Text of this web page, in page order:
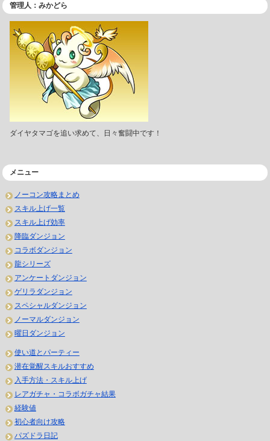
管理人：みかどら
ダイヤタマゴを追い求めて、日々奮闘中です！
メニュー
ノーコン攻略まとめ
スキル上げ一覧
スキル上げ効率
降臨ダンジョン
コラボダンジョン
龍シリーズ
アンケートダンジョン
ゲリラダンジョン
スペシャルダンジョン
ノーマルダンジョン
曜日ダンジョン
使い道とパーティー
潜在覚醒スキルおすすめ
入手方法・スキル上げ
レアガチャ・コラボガチャ結果
経験値
初心者向け攻略
パズドラ日記